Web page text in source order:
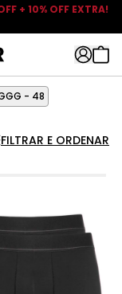
+ 10% OFF EXTRA!
- 48
FILTRAR E ORDENAR